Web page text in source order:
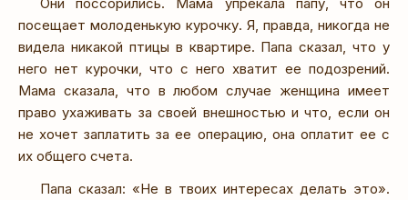
посещает молоденькую курочку. Я, правда, никогда не
видела никакой птицы в квартире. Папа сказал, что у
него нет курочки, что с него хватит ее подозрений.
Мама сказала, что в любом случае женщина имеет
право ухаживать за своей внешностью и что, если он
не хочет заплатить за ее операцию, она оплатит ее с
их общего счета.
Папа сказал: «Не в твоих интересах делать это».